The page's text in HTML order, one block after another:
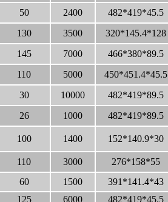
50 2400 482*419*45.5
130 3500 320*145.4*128
145 7000 466*380*89.5
110 5000 450*451.4*45.5
30 10000 482*419*89.5
26 1000 482*419*89.5
100 1400 152*140.9*30
110 3000 276*158*55
60 1500 391*141.4*43
125 6000 482*419*45.5